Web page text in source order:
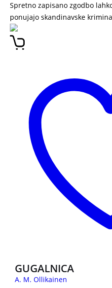
Spretno zapisano zgodbo
ponujajo skandinavske
GUGALNICA
A. M. Ollikainen